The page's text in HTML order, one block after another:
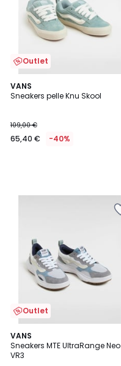
Outlet
VANS
Sneakers pelle Knu Skool
109,00 €
65,40 € -40%
Outlet
VANS
Sneakers MTE UltraRange Neo
VR3
4,6
/ 5